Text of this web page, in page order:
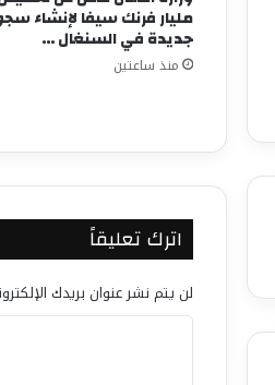
مليار فرنك سيفا لإنشاء
جديدة في السنغال …
منذ ساعتين
اترك تعليقاً
لن يتم نشر عنوان بريدك